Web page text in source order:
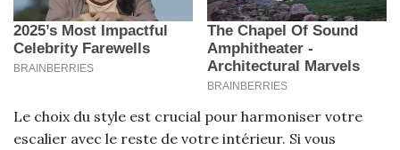
Le choix du style est crucial pour harmoniser votre
escalier avec le reste de votre intérieur. Si vous